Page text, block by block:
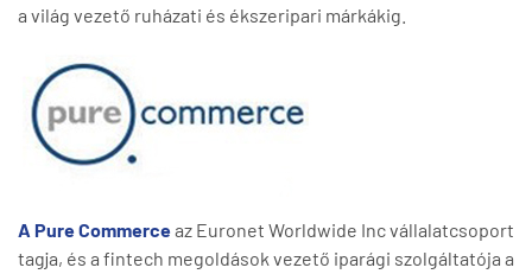
a világ vezető ruházati és ékszeripari márkákig.
A Pure Commerceaz Euronet Worldwide Inc vállalatcsoport
tagja, és a fintech megoldások vezető iparági szolgáltatója a